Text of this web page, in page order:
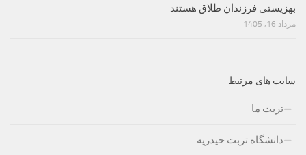
بهزیستی فرزندان طلاق هستند
مرداد 16, 1405
سایت های مرتبط
تربت ما
دانشگاه تربت حیدریه